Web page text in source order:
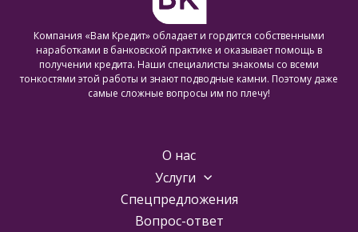
Компания «Вам Кредит» обладает и гордится собственными
наработками в банковской практике и оказывает помощь в
получении кредита. Наши специалисты знакомы со всеми
тонкостями этой работы и знают подводные камни. Поэтому даже
самые сложные вопросы им по плечу!
О нас
Услуги
Спецпредложения
Вопрос-ответ